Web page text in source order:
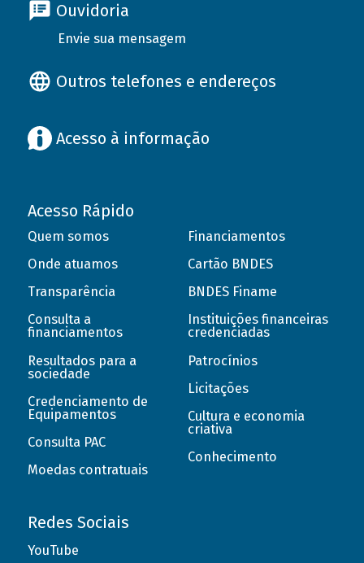
Ouvidoria
Envie sua mensagem
Outros telefones e endereços
Acesso à informação
Acesso Rápido
Quem somos
Onde atuamos
Transparência
Consulta a
financiamentos
Resultados para a
sociedade
Credenciamento de
Equipamentos
Consulta PAC
Moedas contratuais
Financiamentos
Cartão BNDES
BNDES Finame
Instituições financeiras
credenciadas
Patrocínios
Licitações
Cultura e economia
criativa
Conhecimento
Redes Sociais
YouTube